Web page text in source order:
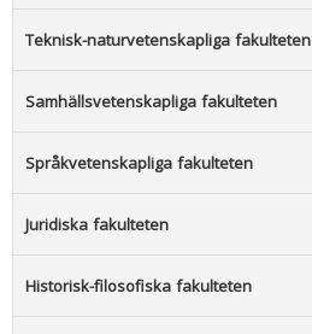
Teknisk-naturvetenskapliga fakulteten
Samhällsvetenskapliga fakulteten
Språkvetenskapliga fakulteten
Juridiska fakulteten
Historisk-filosofiska fakulteten